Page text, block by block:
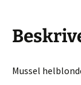
Mussel